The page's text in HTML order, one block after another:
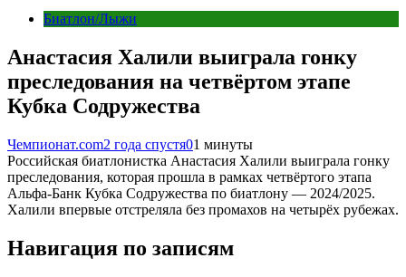
Биатлон/Лыжи
Анастасия Халили выиграла гонку
преследования на четвёртом этапе
Кубка Содружества
Чемпионат.com2 года спустя01 минуты
Российская биатлонистка Анастасия Халили выиграла гонку
преследования, которая прошла в рамках четвёртого этапа
Альфа-Банк Кубка Содружества по биатлону — 2024/2025.
Халили впервые отстреляла без промахов на четырёх рубежах.
Навигация по записям